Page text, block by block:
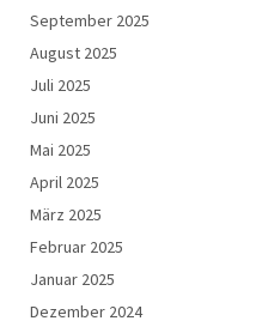
September 2025
August 2025
Juli 2025
Juni 2025
Mai 2025
April 2025
März 2025
Februar 2025
Januar 2025
Dezember 2024